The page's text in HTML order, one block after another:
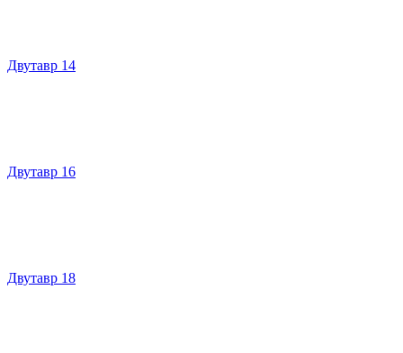
Двутавр 14
Двутавр 16
Двутавр 18